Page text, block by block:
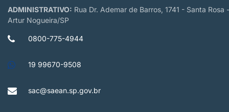
ADMINISTRATIVO: Rua Dr. Ademar de Barros, 1741 - Santa Rosa -
Artur Nogueira/SP
0800-775-4944
19 99670-9508
sac@saean.sp.gov.br